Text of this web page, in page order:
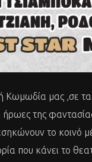
Κωμωδία μας ,σε
ήρωες της
το κοινό
που κάνει το